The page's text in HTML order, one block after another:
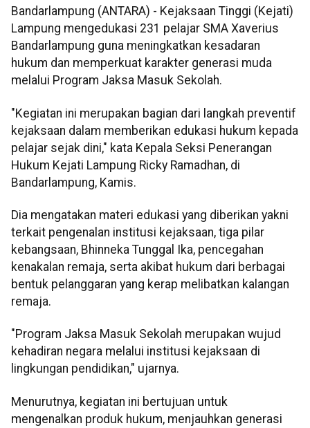
Bandarlampung (ANTARA) - Kejaksaan Tinggi (Kejati)
Lampung mengedukasi 231 pelajar SMA Xaverius
Bandarlampung guna meningkatkan kesadaran
hukum dan memperkuat karakter generasi muda
melalui Program Jaksa Masuk Sekolah.
"Kegiatan ini merupakan bagian dari langkah preventif
kejaksaan dalam memberikan edukasi hukum kepada
pelajar sejak dini," kata Kepala Seksi Penerangan
Hukum Kejati Lampung Ricky Ramadhan, di
Bandarlampung, Kamis.
Dia mengatakan materi edukasi yang diberikan yakni
terkait pengenalan institusi kejaksaan, tiga pilar
kebangsaan, Bhinneka Tunggal Ika, pencegahan
kenakalan remaja, serta akibat hukum dari berbagai
bentuk pelanggaran yang kerap melibatkan kalangan
remaja.
"Program Jaksa Masuk Sekolah merupakan wujud
kehadiran negara melalui institusi kejaksaan di
lingkungan pendidikan," ujarnya.
Menurutnya, kegiatan ini bertujuan untuk
mengenalkan produk hukum, menjauhkan generasi